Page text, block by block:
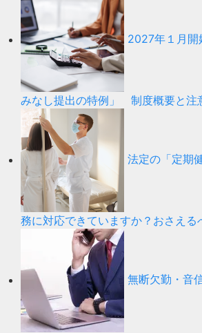
2027年１月開
みなし提出の特例」 制度概要と注
法定の「定期
務に対応できていますか？おさえる
無断欠勤・音